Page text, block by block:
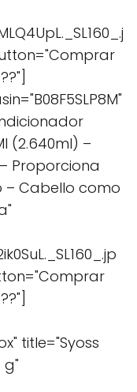
(2.640ml) –
Proporciona
– Cabello como
title="Syoss
g"